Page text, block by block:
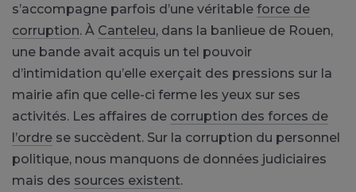
s’accompagne parfois d’une véritable force de
corruption. À Canteleu, dans la banlieue de Rouen,
une bande avait acquis un tel pouvoir
d’intimidation qu’elle exerçait des pressions sur la
mairie afin que celle-ci ferme les yeux sur ses
activités. Les affaires de corruption des forces de
l’ordre se succèdent. Sur la corruption du personnel
politique, nous manquons de données judiciaires
mais des sources existent.